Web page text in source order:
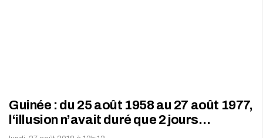
Guinée : du 25 août 1958 au 27 août 1977,
l‘illusion n’avait duré que 2 jours…